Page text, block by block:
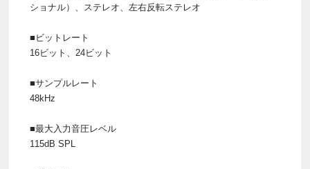
ショナル）、ステレオ、左右反転ステレオ
■ビットレート
16ビット、24ビット
■サンプルレート
48kHz
■最大入力音圧レベル
115dB SPL